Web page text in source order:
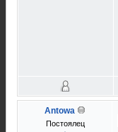
Antowa
Постоялец